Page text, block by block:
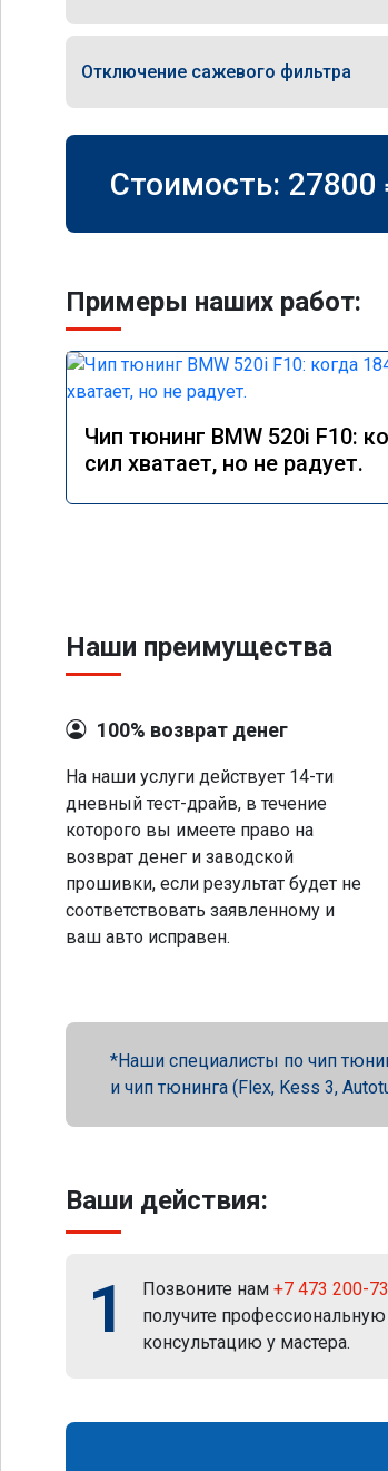
Отключение сажевого фильтра
Стоимость: 27800
Примеры наших работ:
Чип тюнинг BMW 520i F10:
сил хватает, но не радует.
Наши преимущества
100% возврат денег
На наши услуги действует 14-ти
дневный тест-драйв, в течение
которого вы имеете право на
возврат денег и заводской
прошивки, если результат будет не
соответствовать заявленному и
ваш авто исправен.
Наши специалисты по чип
и чип тюнинга (Flex, Kess 3,
Ваши действия:
1 Позвоните нам +7 473 200-
получите профессиональную
консультацию у мастера.